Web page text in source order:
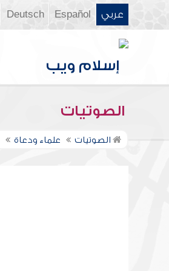
عربي Español
Deutsch
الصوتيات
الصوتيات علماء ودعاة